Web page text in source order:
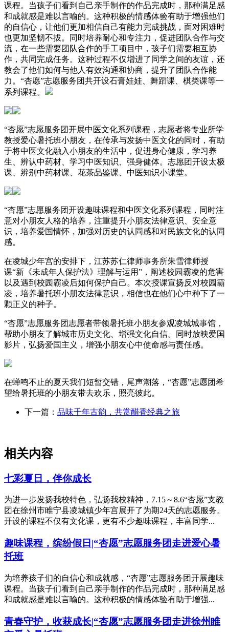
课程。当孩子们看到自己亲手制作的作品完成时，那种满足感
和成就感是难以言喻的。这种积极的情感体验有助于增强他们
的自信心，让他们更加相信自己有能力完成挑战，面对困难时
也更加坚韧不拔。同时培养耐心和专注力，促进团队合作与交
流，在一些需要团队合作的手工项目中，孩子们需要相互协
作，共同完成任务。这种过程不仅增进了同学之间的友谊，还
教会了他们如何与他人有效沟通和协商，提升了团队合作能
力。“杏愿”志愿服务团共开设石膏娃娃、舞蹈课、棋类课等一
系列课程。
“杏愿”志愿服务团开展中医文化系列课程，志愿者将专业所学
教授爱心暑托班小朋友，在传承与发扬中医文化的同时，有助
于将中医文化融入小朋友的生活中，促进身心健康，学习养
生、辨认中药材、学习中医知识、强身健体。志愿团开设太极
课、辨别中药材课、花茶品鉴课、中医知识小课堂。
“杏愿”志愿服务团开设趣味课程和中医文化系列课程，同时注
意对小朋友人格的培养，注重提升小朋友法律意识、安全意
识，培养爱国情怀，加强对历史的认同感和对民族文化的认同
感。
在凌城少年宫的安排下，江苏苏仁律师事务所朱雪律师授
课“新《未成年人保护法》理解与运用”，阐述校园霸凌的危害
以及遇到校园霸凌后如何保护自己。本次授课宣扬反对校园霸
凌，培养暑托班小朋友法律意识，相信也在他们心中种下了一
颗正义的种子。
“杏愿”志愿服务团志愿者带领暑托班小朋友参观凌城城事馆，
帮助小朋友了解城市历史文化、增强文化自信。同时放映爱国
影片，弘扬爱国主义，增强小朋友心中使命感与责任感。
在蝉鸣不止的夏天我们短暂交错，尾声潮落，“杏愿”志愿团希
望给暑托班的小朋友带去欢乐，照亮彼此。
下一篇： 品味千年古韵，共赏醋香经典之旅
相关内容
七彩夏日，伴你成长
为进一步发扬我校特色，弘扬我校精神，7.15～8.6“杏愿”支教
团在徐州市睢宁县凌城镇少年宫展开了为期24天的志愿服务。
开设的课程不仅有文化课，更有不少趣味课程，丰富同学...
趣味课程，缤纷假日|“杏愿”志愿服务团走进爱心暑
托班
为培养孩子们的自信心和成就感，“杏愿”志愿服务团开展趣味
课程。当孩子们看到自己亲手制作的作品完成时，那种满足感
和成就感是难以言喻的。这种积极的情感体验有助于增强...
青春守护，收获成长|“杏愿”志愿服务团走进徐州睢